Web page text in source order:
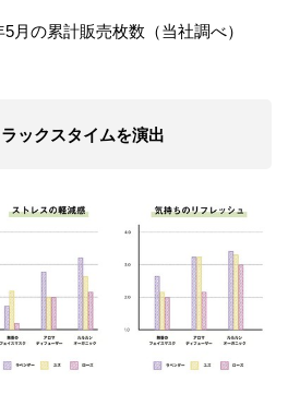
の累計販売枚数（当社調べ）
ックスタイムを演出